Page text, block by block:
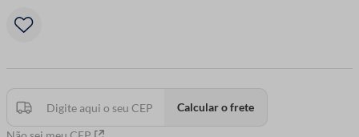
Calcular o frete